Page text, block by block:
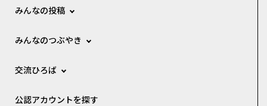
みんなの投稿
みんなのつぶやき
交流ひろば
公認アカウントを探す